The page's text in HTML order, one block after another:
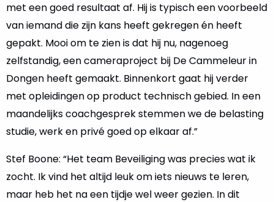
met een goed resultaat af. Hij is typisch een voorbeeld
van iemand die zijn kans heeft gekregen én heeft
gepakt. Mooi om te zien is dat hij nu, nagenoeg
zelfstandig, een cameraproject bij De Cammeleur in
Dongen heeft gemaakt. Binnenkort gaat hij verder
met opleidingen op product technisch gebied. In een
maandelijks coachgesprek stemmen we de belasting
studie, werk en privé goed op elkaar af.”
Stef Boone: “Het team Beveiliging was precies wat ik
zocht. Ik vind het altijd leuk om iets nieuws te leren,
maar heb het na een tijdje wel weer gezien. In dit